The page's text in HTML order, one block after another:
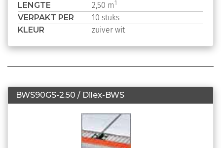
LENGTE 2,50 m1
VERPAKT PER 10 stuks
KLEUR zuiver wit
BWS90GS-2.50 / Dilex-BWS